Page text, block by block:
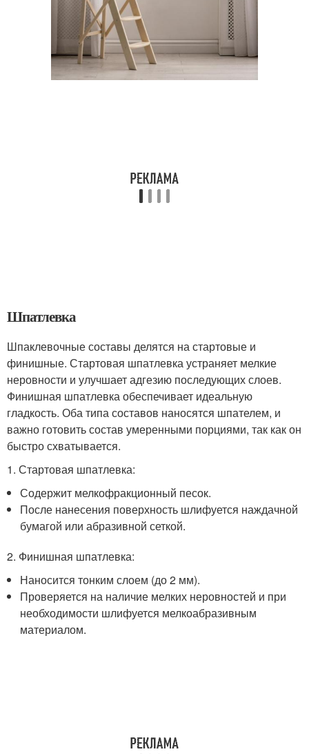
Шпатлевка
Шпаклевочные составы делятся на стартовые и
финишные. Стартовая шпатлевка устраняет мелкие
неровности и улучшает адгезию последующих слоев.
Финишная шпатлевка обеспечивает идеальную
гладкость. Оба типа составов наносятся шпателем, и
важно готовить состав умеренными порциями, так как он
быстро схватывается.
1. Стартовая шпатлевка:
Содержит мелкофракционный песок.
После нанесения поверхность шлифуется наждачной
бумагой или абразивной сеткой.
2. Финишная шпатлевка:
Наносится тонким слоем (до 2 мм).
Проверяется на наличие мелких неровностей и при
необходимости шлифуется мелкоабразивным
материалом.